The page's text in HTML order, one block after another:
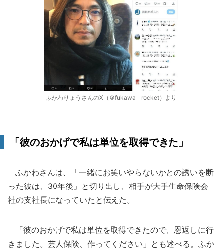
ふかわりょうさんのX（＠fukawa__rocket）より
「彼のおかげで私は単位を取得できた」
ふかわさんは、「一緒にお笑いやらないかとの誘いを断
った彼は、30年後」と切り出し、相手が大手生命保険会
社の支社長になっていたと伝えた。
「彼のおかげで私は単位を取得できたので、恩返しに行
きました。芸人保険、作ってください」とも述べる。ふか